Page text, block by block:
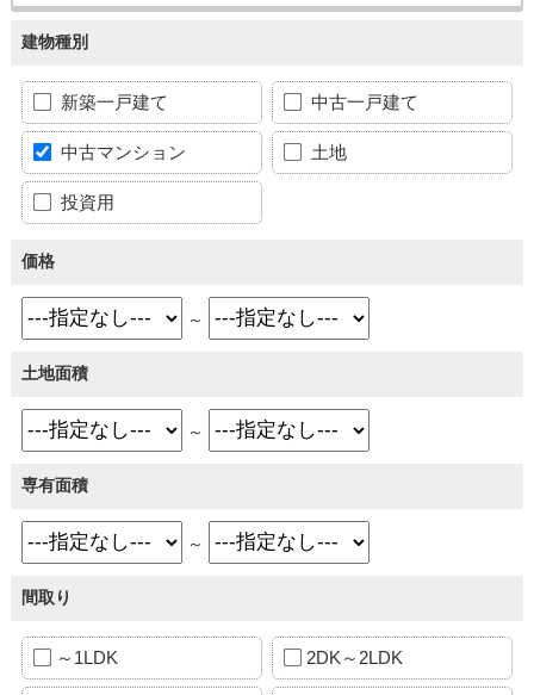
建物種別
新築一戸建て 中古一戸建て
中古マンション 土地
投資用
価格
～
土地面積
～
専有面積
～
間取り
～1LDK 2DK～2LDK